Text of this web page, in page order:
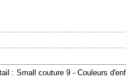
: Small couture 9 - Couleurs